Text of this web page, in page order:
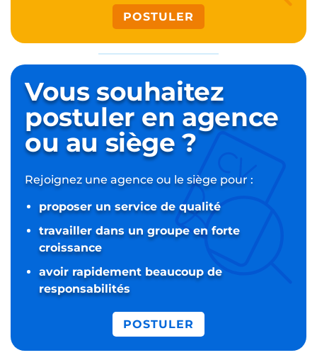
POSTULER
Vous souhaitez
postuleren agence
ou au siège ?
Rejoignez une agence ou le siège pour :
proposer un service de qualité
travailler dans un groupe en forte
croissance
avoir rapidement beaucoup de
responsabilités
POSTULER